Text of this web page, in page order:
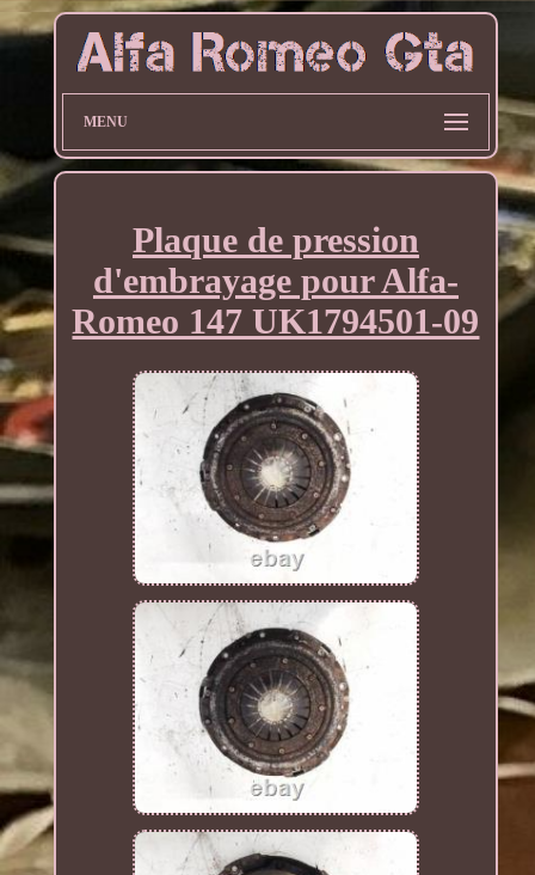
MENU
Plaque de pression
d'embrayage pour Alfa-
Romeo 147 UK1794501-09